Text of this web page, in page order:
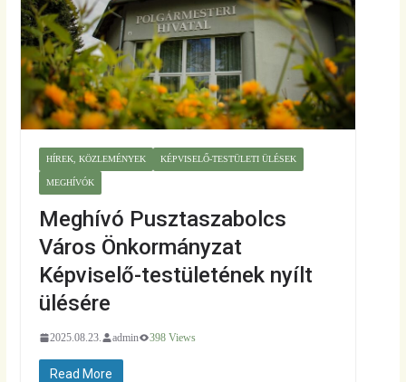
HÍREK, KÖZLEMÉNYEK KÉPVISELŐ-TESTÜLETI ÜLÉSEK
MEGHÍVÓK
Meghívó Pusztaszabolcs
Város Önkormányzat
Képviselő-testületének nyílt
ülésére
2025.08.23. admin 398 Views
Read More